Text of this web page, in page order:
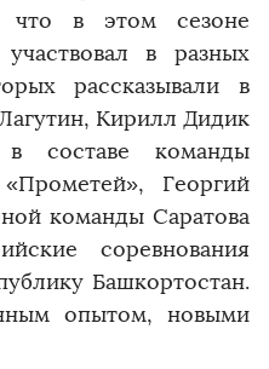
что в этом сезоне
в разных
рассказывали в
Кирилл Дидик
составе команды
Георгий
команды Саратова
соревнования
Башкортостан.
опытом, новыми